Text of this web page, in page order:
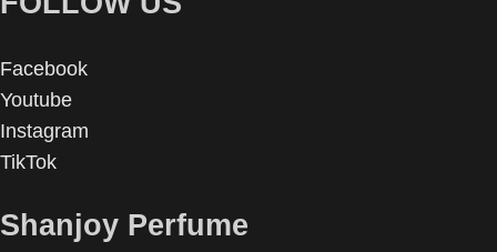
Facebook
Youtube
Instagram
TikTok
Shanjoy Perfume